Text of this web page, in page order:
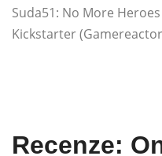
Suda51: No More
Kickstarter
Recenze: